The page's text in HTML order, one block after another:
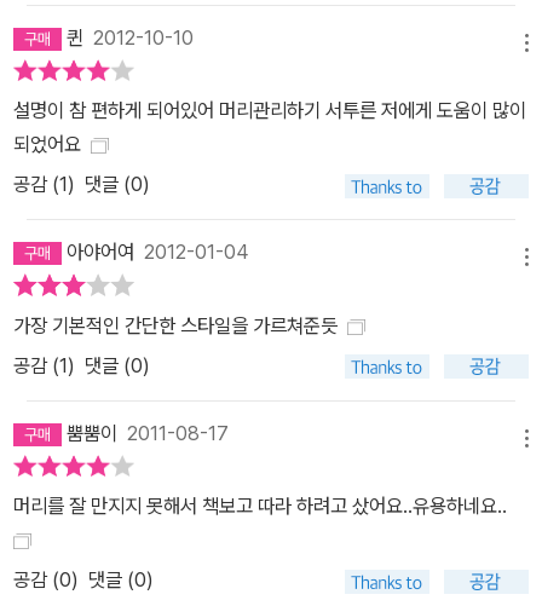
퀸 2012-10-10
설명이 참 편하게 되어있어 머리관리하기 서투른 저에게 도움이 많이
되었어요
공감 (1) 댓글 (0)
아야어여 2012-01-04
가장 기본적인 간단한 스타일을 가르쳐준듯
공감 (1) 댓글 (0)
뿜뿜이 2011-08-17
머리를 잘 만지지 못해서 책보고 따라 하려고 샀어요..유용하네요..
공감 (0) 댓글 (0)